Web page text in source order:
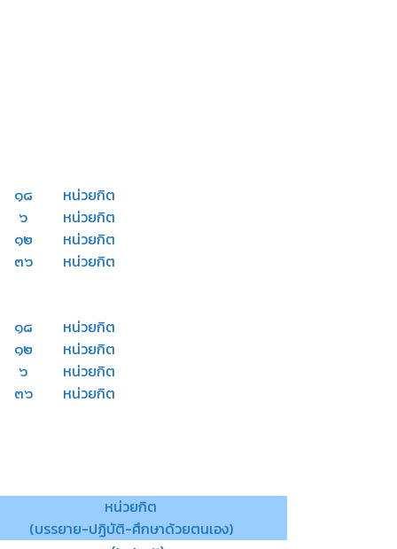
๑๘
หน่วยกิต
๖
หน่วยกิต
๑๒
หน่วยกิต
๓๖ หน่วยกิต
๑๘
หน่วยกิต
๑๒
หน่วยกิต
๖
หน่วยกิต
๓๖ หน่วยกิต
หน่วยกิต
(บรรยาย-ปฏิบัติ-ศึกษาด้วยตนเอง)